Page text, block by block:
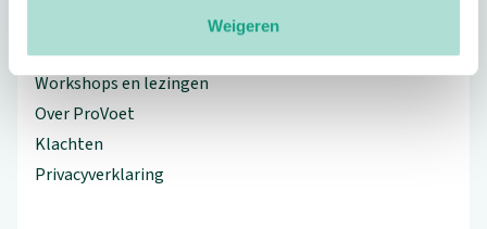
Weigeren
Branche Informatiecentrum
Workshops en lezingen
Over ProVoet
Klachten
Privacyverklaring